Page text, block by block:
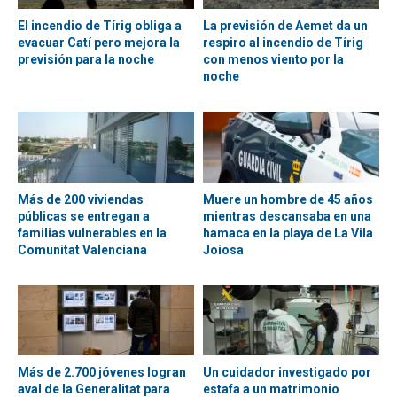
El incendio de Tírig obliga a
evacuar Catí pero mejora la
previsión para la noche
La previsión de Aemet da un
respiro al incendio de Tírig
con menos viento por la
noche
Más de 200 viviendas
públicas se entregan a
familias vulnerables en la
Comunitat Valenciana
Muere un hombre de 45 años
mientras descansaba en una
hamaca en la playa de La Vila
Joiosa
Más de 2.700 jóvenes logran
aval de la Generalitat para
Un cuidador investigado por
estafa a un matrimonio